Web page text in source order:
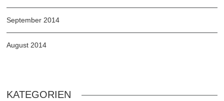
September 2014
August 2014
KATEGORIEN